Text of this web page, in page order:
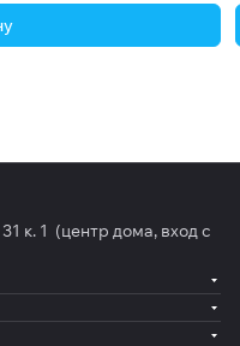
к. 1 (центр дома, вход с